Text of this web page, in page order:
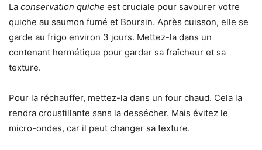
La conservation quiche est cruciale pour savourer votre
quiche au saumon fumé et Boursin. Après cuisson, elle se
garde au frigo environ 3 jours. Mettez-la dans un
contenant hermétique pour garder sa fraîcheur et sa
texture.
Pour la réchauffer, mettez-la dans un four chaud. Cela la
rendra croustillante sans la dessécher. Mais évitez le
micro-ondes, car il peut changer sa texture.